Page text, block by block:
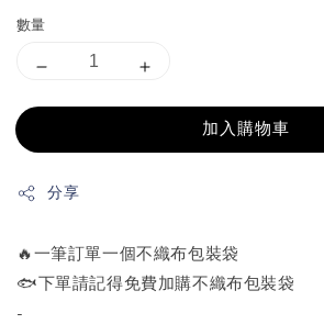
數量
加入購物車
分享
🔥一筆訂單一個不織布包裝袋
🐟下單請記得免費加購不織布包裝袋
-